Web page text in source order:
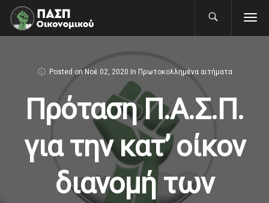
Posted on Νοέ 02, 2020 In Πρωτοκολλημένα αιτήματα
Πρόταση Π.Α.Σ.Π.
για την κατ’ οίκον
διανομή των